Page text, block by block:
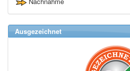
Ausgezeichnet